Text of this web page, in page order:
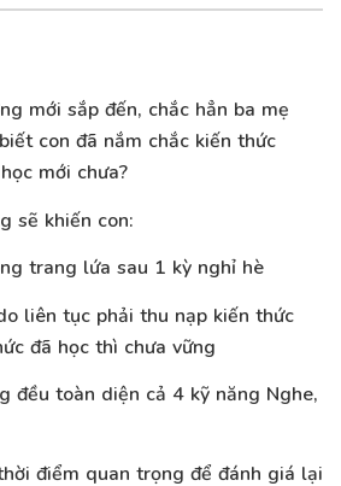
mới sắp đến, chắc hẳn ba mẹ
con đã nắm chắc kiến thức
mới chưa?
sẽ khiến con:
trang lứa sau 1 kỳ nghỉ hè
liên tục phải thu nạp kiến thức
đã học thì chưa vững
đều toàn diện cả 4 kỹ năng Nghe,
điểm quan trọng để đánh giá lại